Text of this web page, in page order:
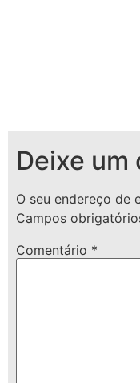
Deixe um
O seu endereço de
Campos
Comentário *